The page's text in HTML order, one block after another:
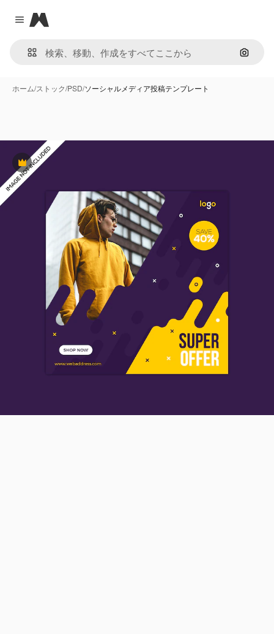
Close menu
Magnific
画像で
ホーム/ストック/PSD/ソーシャルメディア投稿テンプレート
Premium